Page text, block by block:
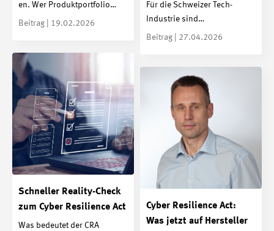
Für die Schweizer Tech-
Industrie sind…
Beitrag | 27.04.2026
en. Wer Produktportfolio…
Beitrag | 19.02.2026
Schneller Reality-Check
zum Cyber Resilience Act
Was bedeutet der CRA
Cyber Resilience Act:
Was jetzt auf Hersteller